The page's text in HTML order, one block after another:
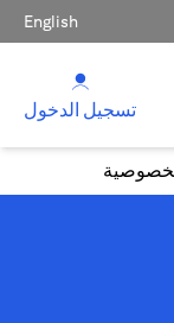
English
تسجيل الدخول